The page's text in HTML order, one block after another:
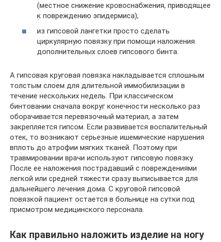
(местное снижение кровоснабжения, приводящее
к повреждению эпидермиса);
из гипсовой лангетки просто сделать
циркулярную повязку при помощи наложения
дополнительных слоев гипсового бинта.
А гипсовая круговая повязка накладывается сплошным
толстым слоем для длительной иммобилизации в
течение нескольких недель. При классическом
бинтовании сначала вокруг конечности несколько раз
оборачивается перевязочный материал, а затем
закрепляется гипсом. Если развивается воспалительный
отек, то возникают серьезные ишемические нарушения
вплоть до атрофии мягких тканей. Поэтому при
травмировании врачи используют гипсовую повязку.
После ее наложения пострадавший с повреждениями
легкой или средней тяжести сразу выписывается для
дальнейшего лечения дома. С круговой гипсовой
повязкой пациент остается в больнице на сутки под
присмотром медицинского персонала.
Как правильно наложить изделие на ногу